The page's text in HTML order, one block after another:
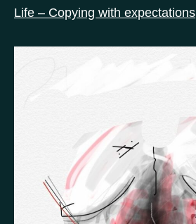
Life – Copying with expectations